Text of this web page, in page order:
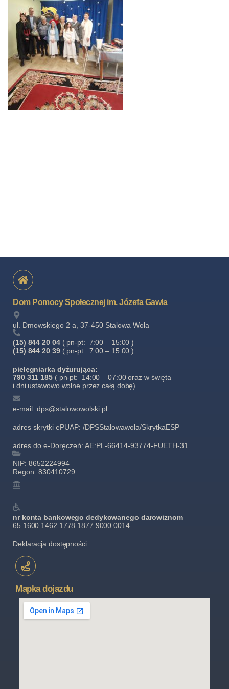
Dom Pomocy Społecznej im. Józefa Gawła
ul. Dmowskiego 2 a, 37-450 Stalowa Wola
(15) 844 20 04 ( pn-pt: 7:00 – 15:00 )
(15) 844 20 39( pn-pt: 7:00 – 15:00 )
pielęgniarka dyżurująca:
790 311 185( pn-pt: 14:00 – 07:00 oraz w święta
i dni ustawowo wolne przez całą dobę)
e-mail: dps@stalowowolski.pl
adres skrytki ePUAP: /DPSStalowawola/SkrytkaESP
adres do e-Doręczeń: AE:PL-66414-93774-FUETH-31
NIP: 8652224994
Regon: 830410729
nr konta bankowego dedykowanego darowiznom
65 1600 1462 1778 1877 9000 0014
Deklaracja dostępności
Mapka dojazdu